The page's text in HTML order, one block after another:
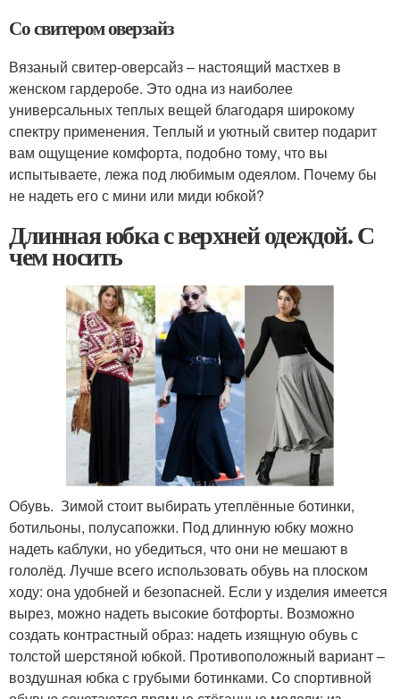
Со свитером оверзайз
Вязаный свитер-оверсайз – настоящий мастхев в
женском гардеробе. Это одна из наиболее
универсальных теплых вещей благодаря широкому
спектру применения. Теплый и уютный свитер подарит
вам ощущение комфорта, подобно тому, что вы
испытываете, лежа под любимым одеялом. Почему бы
не надеть его с мини или миди юбкой?
Длинная юбка с верхней одеждой. С
чем носить
Обувь. Зимой стоит выбирать утеплённые ботинки,
ботильоны, полусапожки. Под длинную юбку можно
надеть каблуки, но убедиться, что они не мешают в
гололёд. Лучше всего использовать обувь на плоском
ходу: она удобней и безопасней. Если у изделия имеется
вырез, можно надеть высокие ботфорты. Возможно
создать контрастный образ: надеть изящную обувь с
толстой шерстяной юбкой. Противоположный вариант –
воздушная юбка с грубыми ботинками. Со спортивной